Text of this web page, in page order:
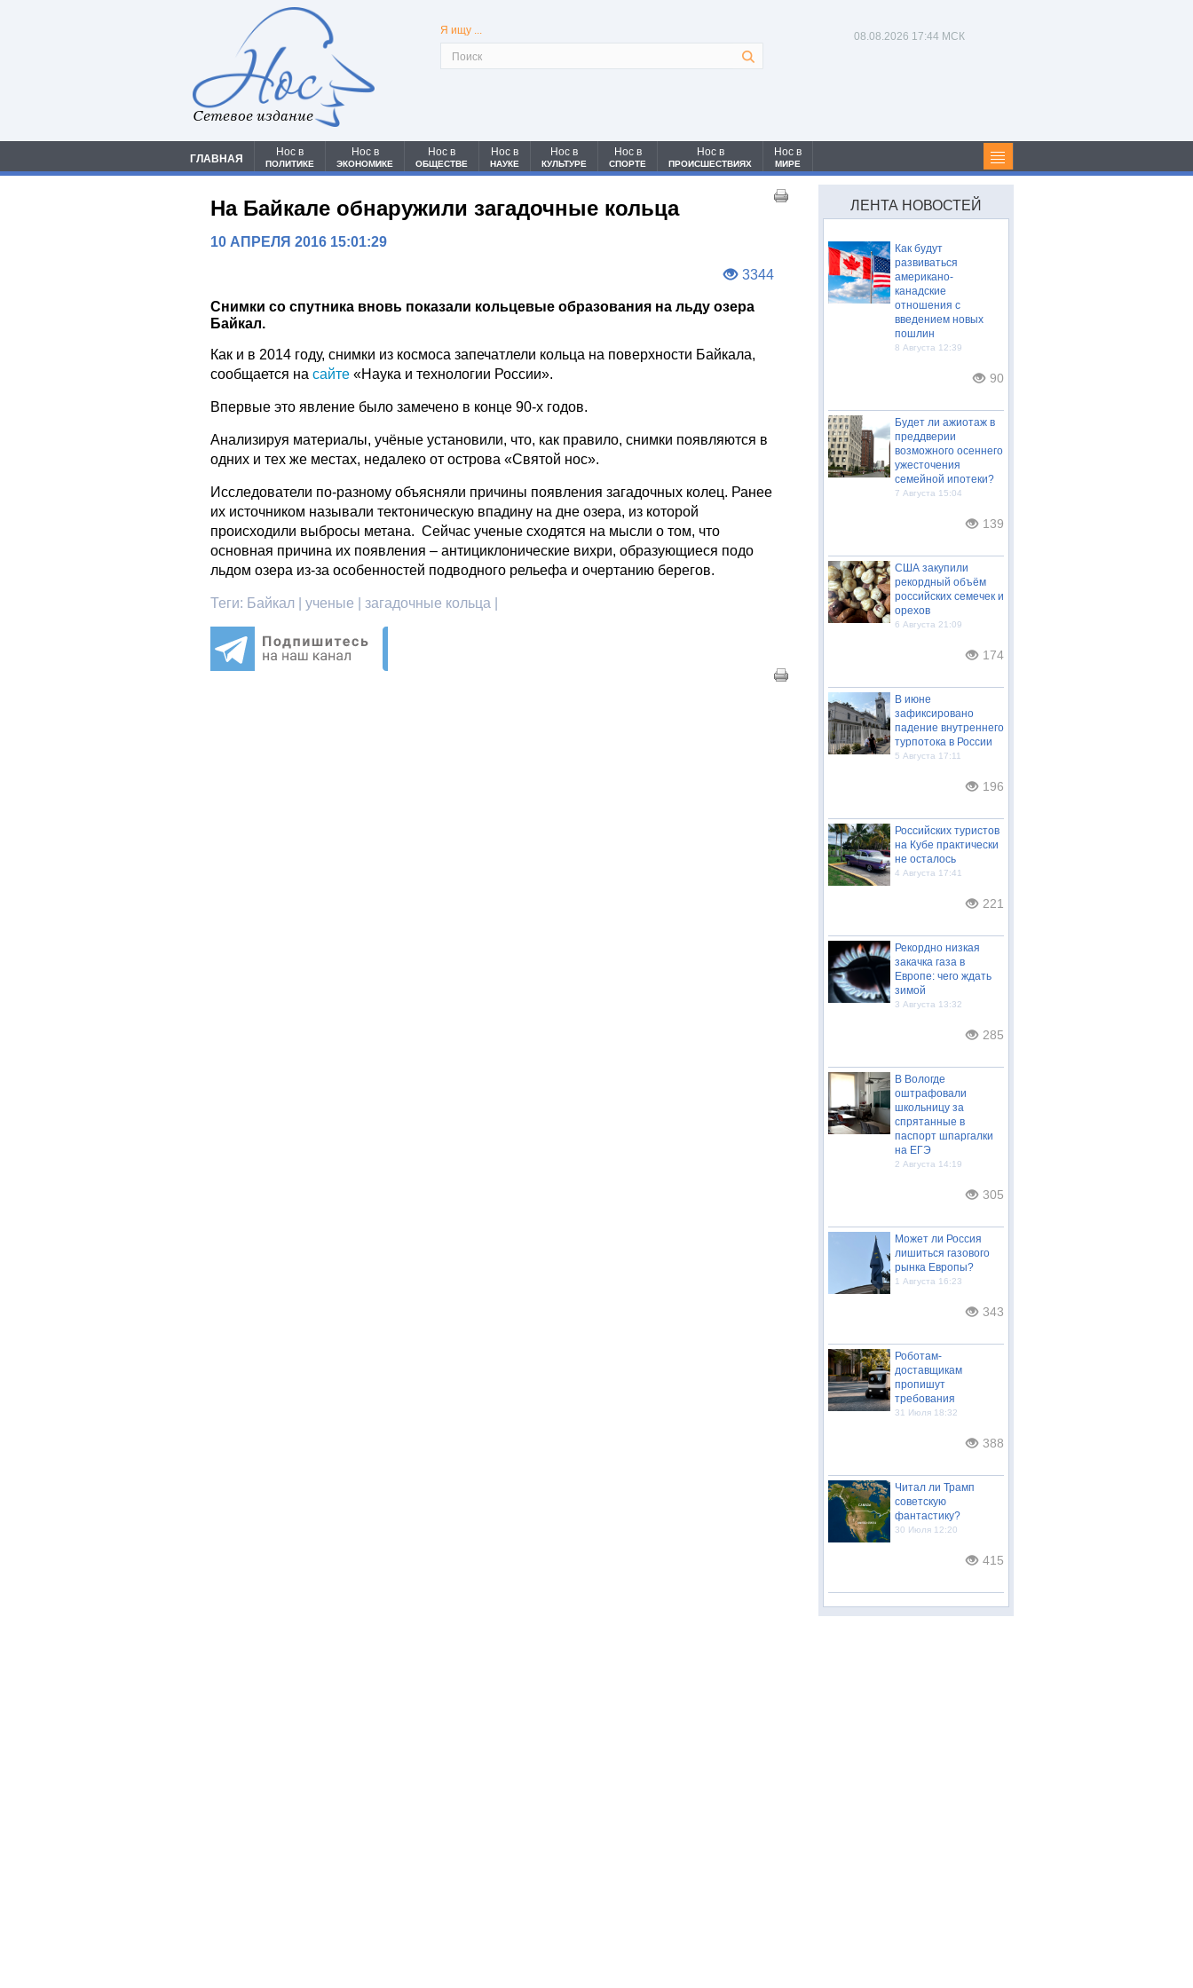
Сетевое издание
Я ищу ... 08.08.2026 17:44 МСК
ГЛАВНАЯ
Нос в
ПОЛИТИКЕ
Нос в
ЭКОНОМИКЕ
Нос в
ОБЩЕСТВЕ
Нос в
НАУКЕ
Нос в
КУЛЬТУРЕ
Нос в
СПОРТЕ
Нос в
ПРОИСШЕСТВИЯХ
Нос в
МИРЕ
На Байкале обнаружили загадочные кольца
10 АПРЕЛЯ 2016 15:01:29
3344
Снимки со спутника вновь показали кольцевые образования на льду озера
Байкал.
Как и в 2014 году, снимки из космоса запечатлели кольца на поверхности Байкала,
сообщается на сайте«Наука и технологии России».
Впервые это явление было замечено в конце 90-х годов.
Анализируя материалы, учёные установили, что, как правило, снимки появляются в
одних и тех же местах, недалеко от острова «Святой нос».
Исследователи по-разному объясняли причины появления загадочных колец. Ранее
их источником называли тектоническую впадину на дне озера, из которой
происходили выбросы метана. Сейчас ученые сходятся на мысли о том, что
основная причина их появления – антициклонические вихри, образующиеся подо
льдом озера из-за особенностей подводного рельефа и очертанию берегов.
Теги: Байкал | ученые | загадочные кольца |
ЛЕНТА НОВОСТЕЙ
Как будут
развиваться
американо-
канадские
отношения с
введением новых
пошлин
8 Августа 12:39
90
Будет ли ажиотаж в
преддверии
возможного осеннего
ужесточения
семейной ипотеки?
7 Августа 15:04
139
США закупили
рекордный объём
российских семечек и
орехов
6 Августа 21:09
174
В июне
зафиксировано
падение внутреннего
турпотока в России
5 Августа 17:11
196
Российских туристов
на Кубе практически
не осталось
4 Августа 17:41
221
Рекордно низкая
закачка газа в
Европе: чего ждать
зимой
3 Августа 13:32
285
В Вологде
оштрафовали
школьницу за
спрятанные в
паспорт шпаргалки
на ЕГЭ
2 Августа 14:19
305
Может ли Россия
лишиться газового
рынка Европы?
1 Августа 16:23
343
Роботам-
доставщикам
пропишут
требования
31 Июля 18:32
388
Читал ли Трамп
советскую
фантастику?
30 Июля 12:20
415